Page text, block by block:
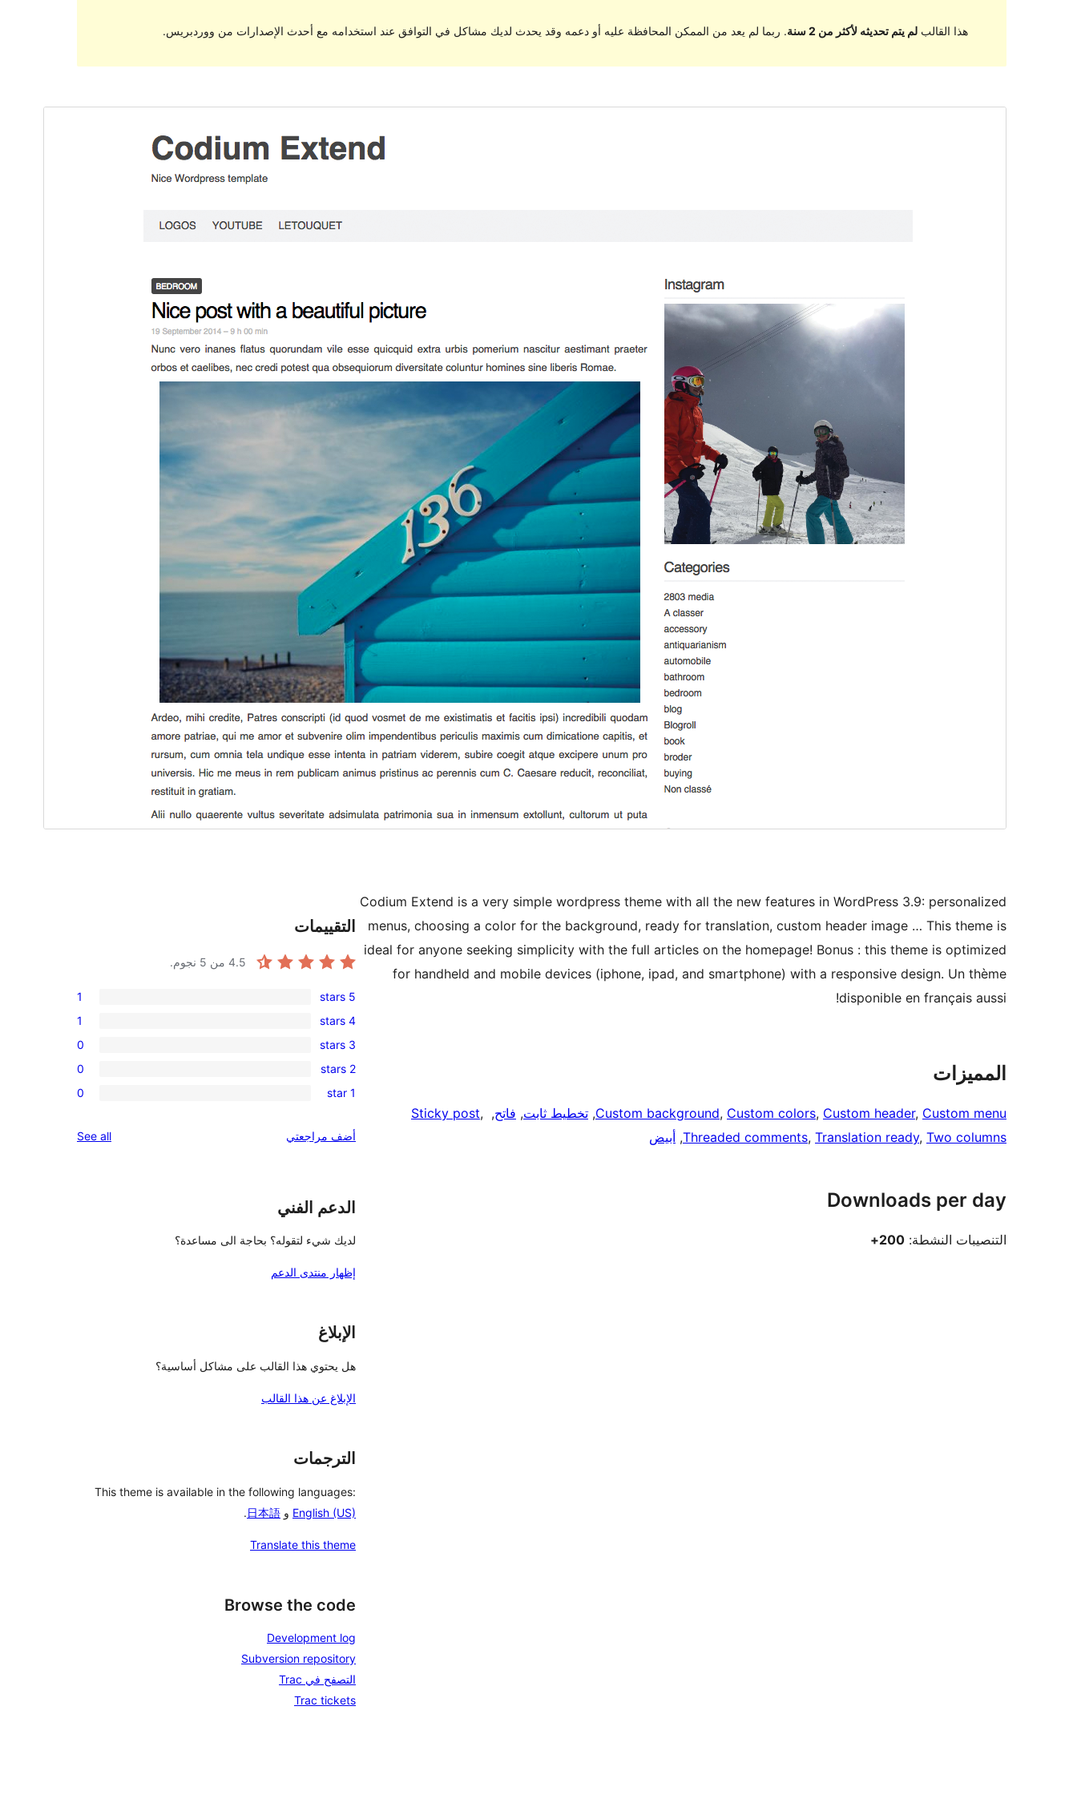
هذا القالبلم يتم تحديثه لأكثر من 2 سنة . ربما لم يعد من الممكن المحافظة عليه أو دعمه وقد يحدث لديك مشاكل في التوافق عند استخدامه مع أحدث الإصدارات من ووردبريس.
النسخة
Codium Extend is a very simple wordpress theme with all the new features in WordPress 3.9: personalized
menus, choosing a color for the background, ready for translation, custom header image … This theme is
ideal for anyone seeking simplicity with the full articles on the homepage! Bonus : this theme is optimized
for handheld and mobile devices (iphone, ipad, and smartphone) with a responsive design. Un thème
disponible en français aussi!
المميزات
Custom background, Custom colors, Custom header, Custom menu
, تخطيط ثابت, فاتح,
Sticky post
Threaded comments, Translation ready, Two columns
, أبيض
Downloads per day
التنصيبات النشطة: 200+
التقييمات
4.5 من 5 نجوم.
1
5-
star
review
5 stars
1
1
4-
star
review
4 stars
1
0
3-
star
3 stars
0
0
reviews
2 stars
0
0
star
1 star
0
أضف مراجعتي See all
الدعم الفني
لديك شيء لتقوله؟ بحاجة الى مساعدة؟
إظهار منتدى الدعم
الإبلاغ
هل يحتوي هذا القالب على مشاكل أساسية؟
الإبلاغ عن هذا القالب
الترجمات
This theme is available in the following languages:
English (US) و 日本語
.
Translate this theme
Browse the code
Development log
Subversion repository
التصفح في Trac
Trac tickets